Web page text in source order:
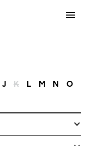
J K L M N O